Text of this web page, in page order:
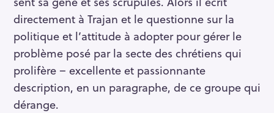
directement à Trajan et le questionne sur la
politique et l’attitude à adopter pour gérer le
problème posé par la secte des chrétiens qui
prolifère – excellente et passionnante
description, en un paragraphe, de ce groupe qui
dérange.